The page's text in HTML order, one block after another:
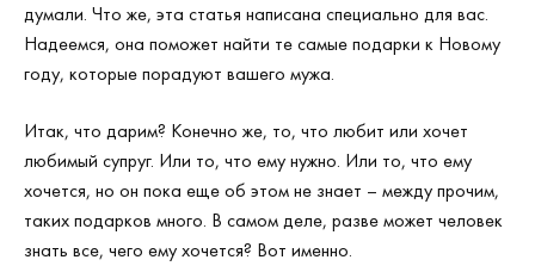
думали. Что же, эта статья написана специально для вас.
Надеемся, она поможет найти те самые подарки к Новому
году, которые порадуют вашего мужа.
Итак, что дарим? Конечно же, то, что любит или хочет
любимый супруг. Или то, что ему нужно. Или то, что ему
хочется, но он пока еще об этом не знает – между прочим,
таких подарков много. В самом деле, разве может человек
знать все, чего ему хочется? Вот именно.